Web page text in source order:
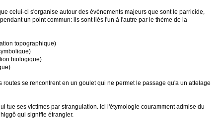
celui-ci s'organise autour des événements majeurs que sont le parricide,
un point commun: ils sont liés l'un à l'autre par le thème de la
topographique)
biologique)
se rencontrent en un goulet qui ne permet le passage qu'a un attelage
tue ses victimes par strangulation. Ici l'étymologie couramment admise du
qui signifie étrangler.